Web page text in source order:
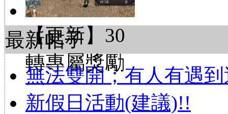
【更新】30
轉專屬獎勵
最新帖子
無法雙開；有人有遇
新假日活動(建議)!!